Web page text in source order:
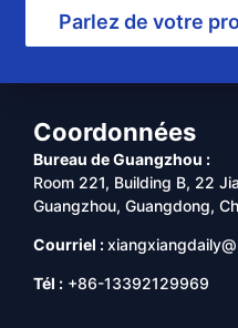
Parlez de votre
Coordonnées
Bureau de Guangzhou :
Room 221, Building B, 22
Guangzhou, Guangdong,
Courriel :
Tél : +86-13392129969